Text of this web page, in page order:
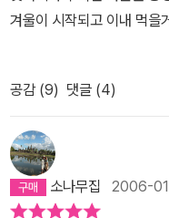
되었다. 아마도 모두다 지겹
한 겨울을 짜증스러워했을
렸을 것이다. 이렇게 생각
고, 매사 툴툴거리기를 좋
키거나, 의지를 많이해서 상
하는 사람이 되었다. 그때는
은 저렇게 행동하지? 왜 자
겨울이 시작되고 이내 먹을
레드릭! 넌 시인이야!｀ 라
게 웃는 프레드릭^^ 예술과
이토록 아름답게 표현해내
것이다. 프레드릭에게 나도
공감 (9) 댓글 (4)
소나무집 2006-